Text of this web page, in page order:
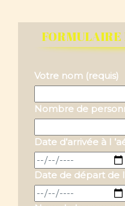
de départ
Choix du transfert :
hôtel aéroport
Transfert
transfert Novotel
Si vous choisissez
dessous :